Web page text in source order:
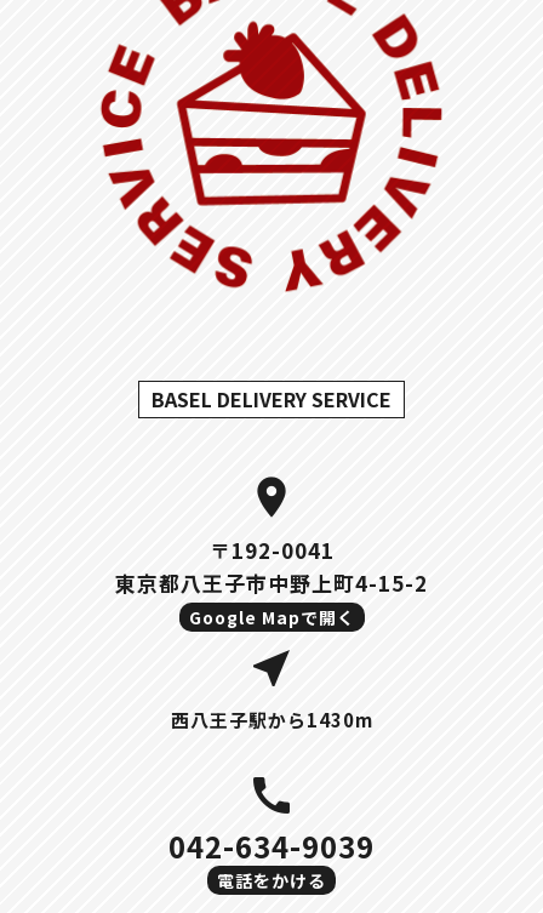
BASEL DELIVERY SERVICE
location_on
〒192-0041
東京都八王子市中野上町4-15-2
Google Mapで開く
near_me
西八王子駅から1430m
call
042-634-9039
電話をかける